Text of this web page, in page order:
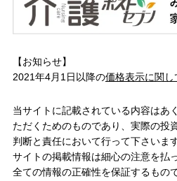
【お知らせ】
2021年4月1日以降の価格表示に関し
当サイトに記載されている内容はあ
ただくためのものであり、実際の投
判断と責任において行って下さいま
サイトの掲載情報は細心の注意を払
全ての情報の正確性を保証するもの